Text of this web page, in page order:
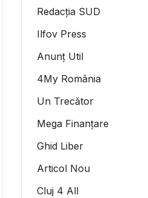
Redacția SUD
Ilfov Press
Anunț Util
4My România
Un Trecător
Mega Finanțare
Ghid Liber
Articol Nou
Cluj 4 All